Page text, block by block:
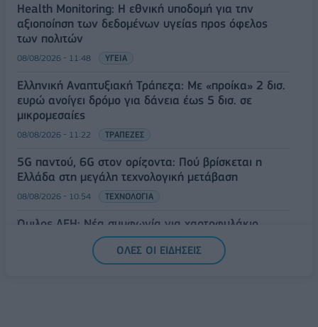
Health Monitoring: Η εθνική υποδομή για την
αξιοποίηση των δεδομένων υγείας προς όφελος
των πολιτών
08/08/2026 - 11:48 ΥΓΕΙΑ
Ελληνική Αναπτυξιακή Τράπεζα: Με «προίκα» 2 δισ.
ευρώ ανοίγει δρόμο για δάνεια έως 5 δισ. σε
μικρομεσαίες
08/08/2026 - 11:22 ΤΡΑΠΕΖΕΣ
5G παντού, 6G στον ορίζοντα: Πού βρίσκεται η
Ελλάδα στη μεγάλη τεχνολογική μετάβαση
08/08/2026 - 10:54 ΤΕΧΝΟΛΟΓΙΑ
Όμιλος ΔΕΗ: Νέα συμφωνία για χαρτοφυλάκιο
έργων ΑΠΕ άνω των 2 GW σε Πολωνία και
ΟΛΕΣ ΟΙ ΕΙΔΗΣΕΙΣ